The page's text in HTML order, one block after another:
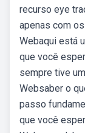
recurso eye
apenas com
Webaqui está
que você
sempre tive
Websaber o
passo
que você